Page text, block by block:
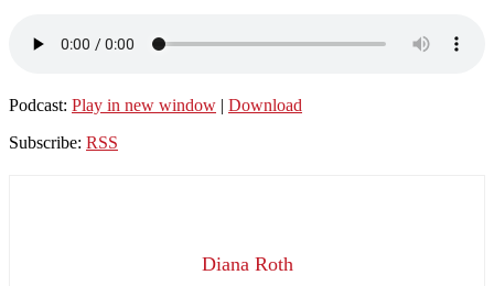
Podcast: Play in new window | Download
Subscribe: RSS
Diana Roth